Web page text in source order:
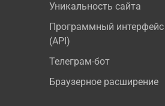
Уникальность сайта
Программный интерфейс
(API)
Телеграм-бот
Браузерное расширение